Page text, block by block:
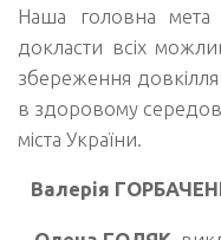
Наша головна
докласти всіх
збереження
в здоровому
міста України.
Валерія